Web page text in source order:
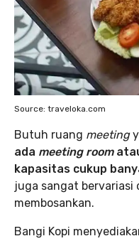
Source: traveloka.com
Butuh ruang meeting
ada meeting room
kapasitas cukup
juga sangat bervariasi
membosankan.
Bangi Kopi